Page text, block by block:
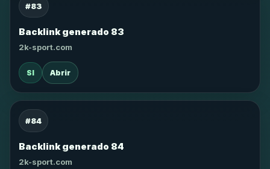
#83
Backlink generado 83
2k-sport.com
SI Abrir
#84
Backlink generado 84
2k-sport.com